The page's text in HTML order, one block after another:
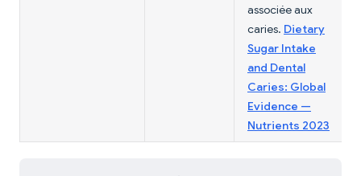
associée aux
caries. Dietary
Sugar Intake
and Dental
Caries: Global
Evidence —
Nutrients 2023